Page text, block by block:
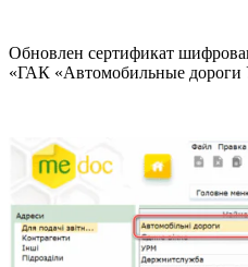
Обновлен сертификат
«ГАК «Автомобильные дороги